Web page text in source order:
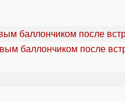
баллончиком после